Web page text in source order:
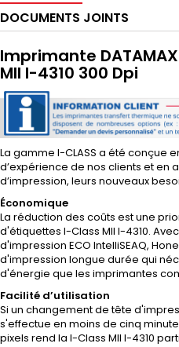
DOCUMENTS JOINTS
Imprimante DATAMAX
MII I-4310 300 Dpi
La gamme I-CLASS a été conçue
d’expérience de nos clients et en
d’impression, leurs nouveaux
Économique
La réduction des coûts est une
d'étiquettes I-Class MII I-4310.
d'impression ECO IntelliSEAQ,
d'impression longue durée qui
d'énergie que les imprimantes
Facilité d’utilisation
Si un changement de tête
s'effectue en moins de cinq
pixels rend la I-Class MII I-4310